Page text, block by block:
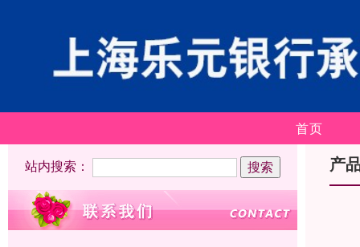
首页
站内搜索： 产